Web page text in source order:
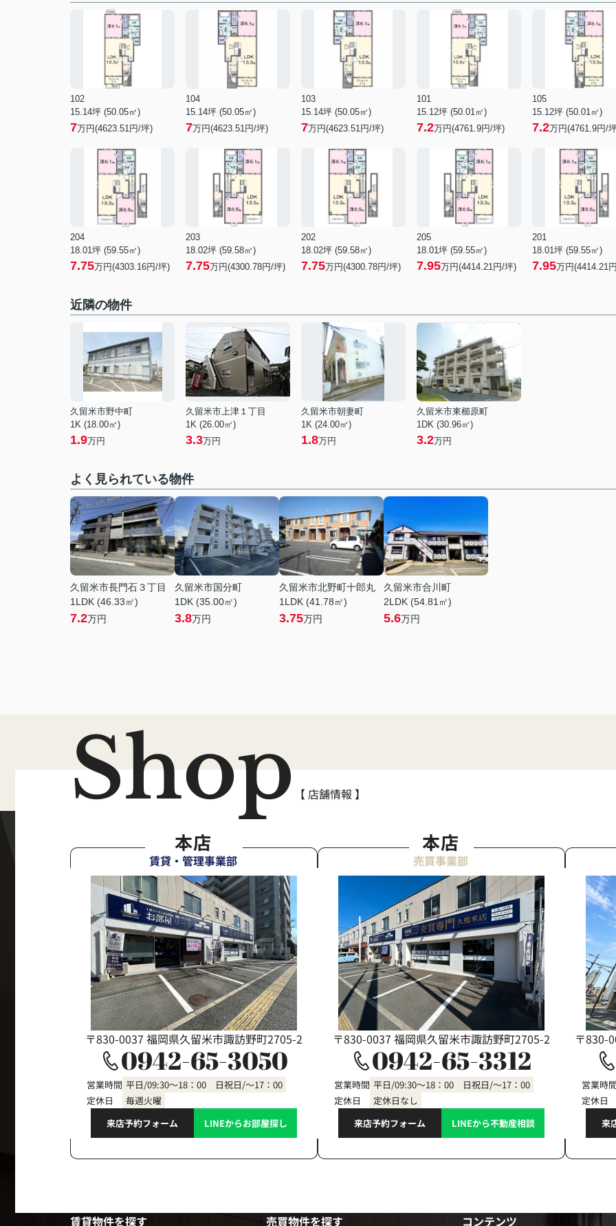
102
15.14坪 (50.05㎡)
7万円(4623.51円/坪)
104
15.14坪 (50.05㎡)
7万円(4623.51円/坪)
103
15.14坪 (50.05㎡)
7万円(4623.51円/坪)
101
15.12坪 (50.01㎡)
7.2万円(4761.9円/坪)
105
15.12坪 (50.01㎡)
7.2万円(4761.9円/
204
18.01坪 (59.55㎡)
7.75万円(4303.16円/坪)
203
18.02坪 (59.58㎡)
7.75万円(4300.78円/坪)
202
18.02坪 (59.58㎡)
7.75万円(4300.78円/坪)
205
18.01坪 (59.55㎡)
7.95万円(4414.21円/坪)
201
18.01坪 (59.55㎡)
7.95万円(4414.21
近隣の物件
久留米市野中町
1K (18.00㎡)
1.9万円
久留米市上津１丁目
1K (26.00㎡)
3.3万円
久留米市朝妻町
1K (24.00㎡)
1.8万円
久留米市東櫛原町
1DK (30.96㎡)
3.2万円
よく見られている物件
久留米市長門石３丁目
1LDK (46.33㎡)
7.2万円
久留米市国分町
1DK (35.00㎡)
3.8万円
久留米市北野町十郎丸
1LDK (41.78㎡)
3.75万円
久留米市合川町
2LDK (54.81㎡)
5.6万円
Shop 【 店舗情報 】
本店
賃貸・管理事業部
〒830-0037 福岡県久留米市諏訪野町2705-2
0942-65-3050
営業時間 平日/09:30～18：00 日祝日/～17：00
定休日
毎週火曜
来店予約フォーム
LINEからお部屋探し
本店
売買事業部
〒830-0037 福岡県久留米市諏訪野町2705-2
0942-65-3312
営業時間 平日/09:30～18：00 日祝日/～17：00
定休日
定休日なし
来店予約フォーム
LINEから不動産相談
〒830-
営業時
定休日
来
賃貸物件を探す 売買物件を探す コンテンツ